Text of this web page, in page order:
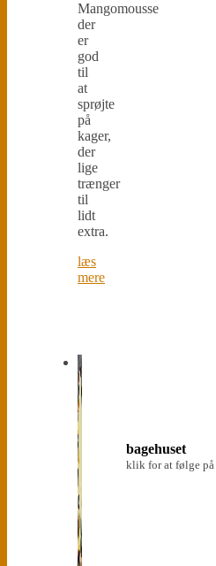
Mangomousse
der
er
god
til
at
sprøjte
på
kager,
der
lige
trænger
til
lidt
extra.
læs
mere
bagehuset
klik for at følge på